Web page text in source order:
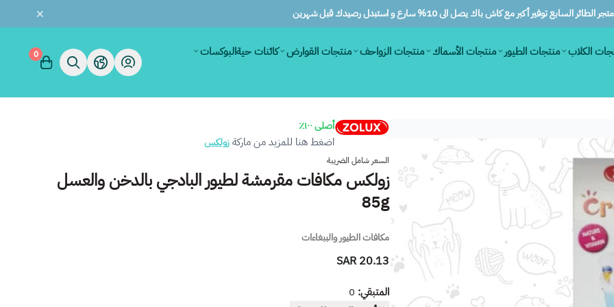
الطائر السابع توفير أكبر مع كاش باك يصل الى 10% سارع و استبدل رصيدك قبل شهرين
الكلاب منتجات الطيور منتجات الأسماك منتجات الزواحف منتجات القوارض كائنات حيةالبوكسات
0
أصلى ١٠٠٪
اضغط هنا للمزيد من ماركةزولكس
السعر شامل الضريبة
زولكس مكافات مقرمشة لطيور البادجي بالدخن والعسل
85g
مكافات الطيور والببغاءات
20.13 SAR
المتبقي: 0